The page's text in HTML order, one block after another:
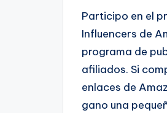
Participo en el
Influencers de
programa de
afiliados. Si
enlaces de
gano una